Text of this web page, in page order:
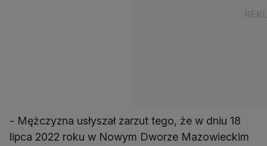
- Mężczyzna usłyszał zarzut tego, że w dniu 18
lipca 2022 roku w Nowym Dworze Mazowieckim